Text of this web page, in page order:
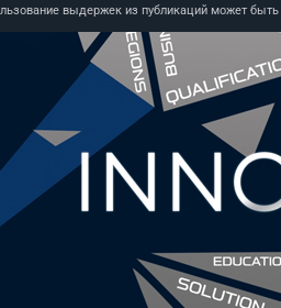
выдержек из публикаций может